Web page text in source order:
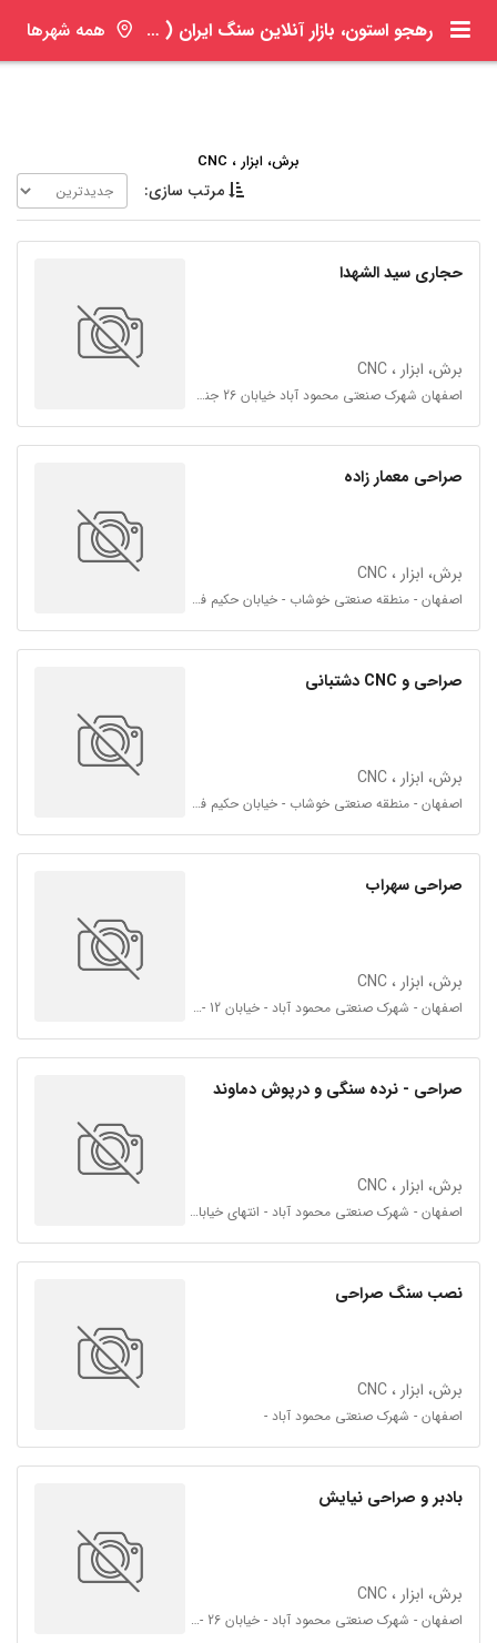
رهجو استون، بازار آنلاین سنگ ایران ( ره جو ) همه شهرها
برش، ابزار ، CNC
مرتب سازی:
حجاری سید الشهدا
برش، ابزار ، CNC
اصفهان شهرک صنعتی محمود آباد خیابان 26 جنب رستورانت ایران حجاری سید الشهدا ع
صراحی معمار زاده
برش، ابزار ، CNC
اصفهان - منطقه صنعتی خوشاب - خیابان حکیم فرزانه
صراحی و CNC دشتبانی
برش، ابزار ، CNC
اصفهان - منطقه صنعتی خوشاب - خیابان حکیم فرزانه
صراحی سهراب
برش، ابزار ، CNC
اصفهان - شهرک صنعتی محمود آباد - خیابان 12 - 30 متر مانده به فلکه ی صنعت از سمت پمپ بنزین
صراحی - نرده سنگی و درپوش دماوند
برش، ابزار ، CNC
اصفهان - شهرک صنعتی محمود آباد - انتهای خیابان 12 - فلکه ی صنعت سمت چپ
نصب سنگ صراحی
برش، ابزار ، CNC
اصفهان - شهرک صنعتی محمود آباد -
بادبر و صراحی نیایش
برش، ابزار ، CNC
اصفهان - شهرک صنعتی محمود آباد - خیابان 26 - فرعی 26